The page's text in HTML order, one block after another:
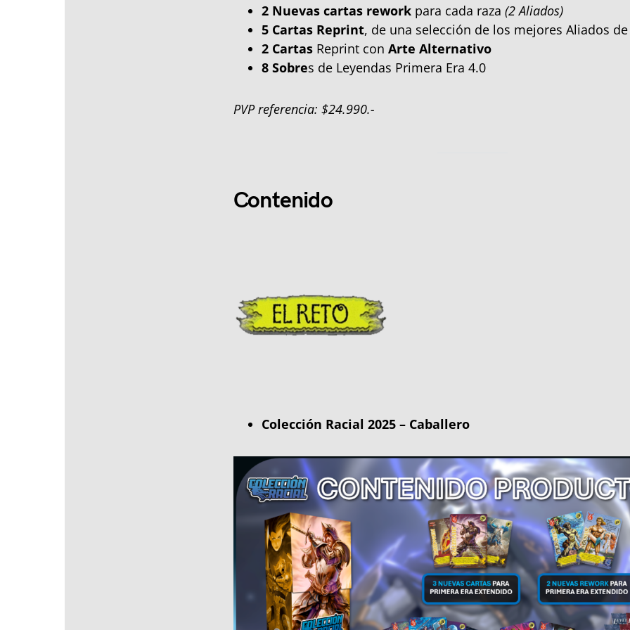
2 Nuevas cartas rework para cada raza (2 Aliados)
5 Cartas Reprint, de una selección de los mejores Aliados de
2 Cartas Reprint con Arte Alternativo
8 Sobres de Leyendas Primera Era 4.0
PVP referencia: $24.990.-
Contenido
Colección Racial 2025 – Caballero